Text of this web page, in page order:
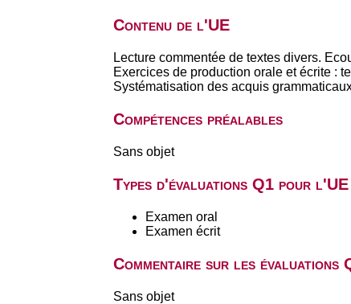
Contenu de l'UE
Lecture commentée de textes divers.
Exercices de production orale et écrite :
Systématisation des acquis
Compétences préalables
Sans objet
Types d'évaluations Q1 pour l'UE
Examen oral
Examen écrit
Commentaire sur les évaluations
Sans objet